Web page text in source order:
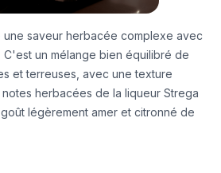
saveur herbacée complexe avec
un mélange bien équilibré de
et terreuses, avec une texture
herbacées de la liqueur Strega
légèrement amer et citronné de